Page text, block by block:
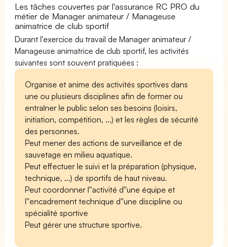
Les tâches couvertes par l'assurance RC PRO du
métier de Manager animateur / Manageuse
animatrice de club sportif
Durant l'exercice du travail de Manager animateur /
Manageuse animatrice de club sportif, les activités
suivantes sont souvent pratiquées :
Organise et anime des activités sportives dans
une ou plusieurs disciplines afin de former ou
entraîner le public selon ses besoins (loisirs,
initiation, compétition, ...) et les règles de sécurité
des personnes.
Peut mener des actions de surveillance et de
sauvetage en milieu aquatique.
Peut effectuer le suivi et la préparation (physique,
technique, ...) de sportifs de haut niveau.
Peut coordonner l''activité d''une équipe et
l''encadrement technique d''une discipline ou
spécialité sportive
Peut gérer une structure sportive.